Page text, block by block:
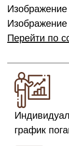
Перейти по
график